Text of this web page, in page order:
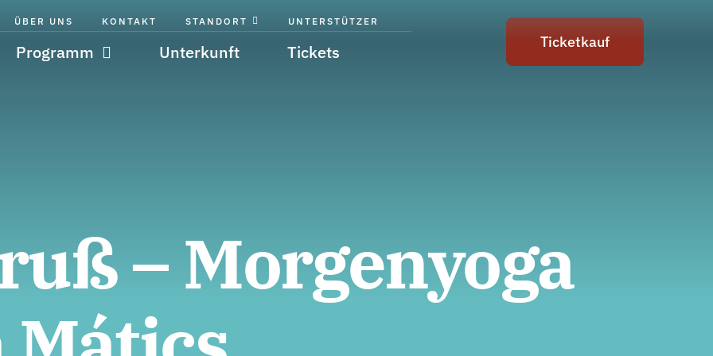
ÜBER UNS KONTAKT STANDORT UNTERSTÜTZER
Programm Unterkunft Tickets Ticketkauf
– Morgenyoga